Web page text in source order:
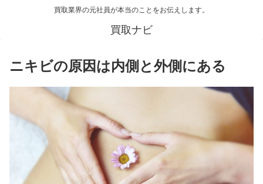
買取業界の元社員が本当のことをお伝えします。
買取ナビ
ニキビの原因は内側と外側にある